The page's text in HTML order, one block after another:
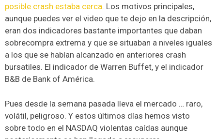
posible crash estaba cerca. Los motivos principales,
aunque puedes ver el video que te dejo en la descripción,
eran dos indicadores bastante importantes que daban
sobrecompra extrema y que se situaban a niveles iguales
a los que se habían alcanzado en anteriores crash
bursatiles. El indicador de Warren Buffet, y el indicador
B&B de Bank of América.
Pues desde la semana pasada lleva el mercado … raro,
volátil, peligroso. Y estos últimos días hemos visto
sobre todo en el NASDAQ violentas caídas aunque